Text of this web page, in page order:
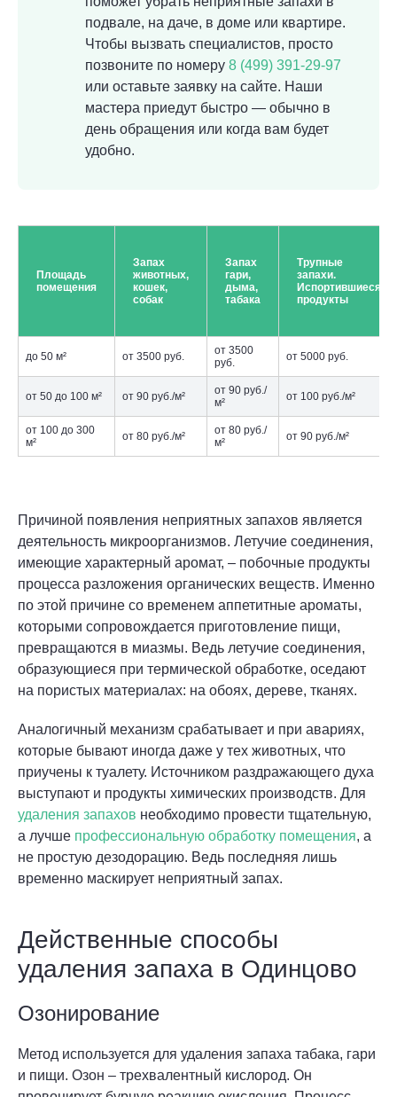
подвале, на даче, в доме или квартире.
Чтобы вызвать специалистов, просто
позвоните по номеру 8 (499) 391-29-97
или оставьте заявку на сайте. Наши
мастера приедут быстро — обычно в
день обращения или когда вам будет
удобно.
Площадь
помещения
Запах
животных,
кошек,
собак
Запах
гари,
дыма,
табака
Трупные
запахи.
Испортившиеся
продукты
до 50 м² от 3500 руб.
от 3500
руб.
от 5000 руб.
от 50 до 100 м² от 90 руб./м²
от 90 руб./
м²
от 100 руб./м²
от 100 до 300
м²
от 80 руб./м²
от 80 руб./
м²
от 90 руб./м²
Причиной появления неприятных запахов является
деятельность микроорганизмов. Летучие соединения,
имеющие характерный аромат, – побочные продукты
процесса разложения органических веществ. Именно
по этой причине со временем аппетитные ароматы,
которыми сопровождается приготовление пищи,
превращаются в миазмы. Ведь летучие соединения,
образующиеся при термической обработке, оседают
на пористых материалах: на обоях, дереве, тканях.
Аналогичный механизм срабатывает и при авариях,
которые бывают иногда даже у тех животных, что
приучены к туалету. Источником раздражающего духа
выступают и продукты химических производств. Для
удаления запахов необходимо провести тщательную,
а лучше профессиональную обработку помещения, а
не простую дезодорацию. Ведь последняя лишь
временно маскирует неприятный запах.
Действенные способы
удаления запаха в Одинцово
Озонирование
Метод используется для удаления запаха табака, гари
и пищи. Озон – трехвалентный кислород. Он